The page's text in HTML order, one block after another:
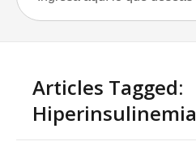
Articles Tagged:
Hiperinsulinemia